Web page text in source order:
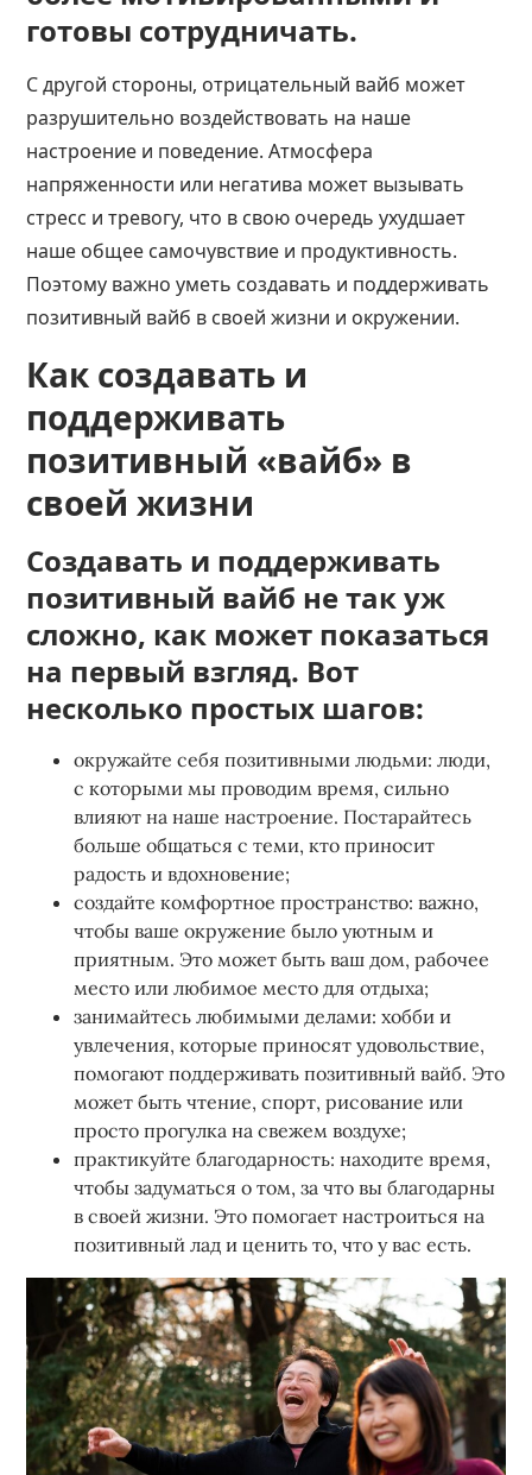
готовы сотрудничать.
С другой стороны, отрицательный вайб может
разрушительно воздействовать на наше
настроение и поведение. Атмосфера
напряженности или негатива может вызывать
стресс и тревогу, что в свою очередь ухудшает
наше общее самочувствие и продуктивность.
Поэтому важно уметь создавать и поддерживать
позитивный вайб в своей жизни и окружении.
Как создавать и
поддерживать
позитивный «вайб» в
своей жизни
Создавать и поддерживать
позитивный вайб не так уж
сложно, как может показаться
на первый взгляд. Вот
несколько простых шагов:
окружайте себя позитивными людьми: люди,
с которыми мы проводим время, сильно
влияют на наше настроение. Постарайтесь
больше общаться с теми, кто приносит
радость и вдохновение;
создайте комфортное пространство: важно,
чтобы ваше окружение было уютным и
приятным. Это может быть ваш дом, рабочее
место или любимое место для отдыха;
занимайтесь любимыми делами: хобби и
увлечения, которые приносят удовольствие,
помогают поддерживать позитивный вайб. Это
может быть чтение, спорт, рисование или
просто прогулка на свежем воздухе;
практикуйте благодарность: находите время,
чтобы задуматься о том, за что вы благодарны
в своей жизни. Это помогает настроиться на
позитивный лад и ценить то, что у вас есть.